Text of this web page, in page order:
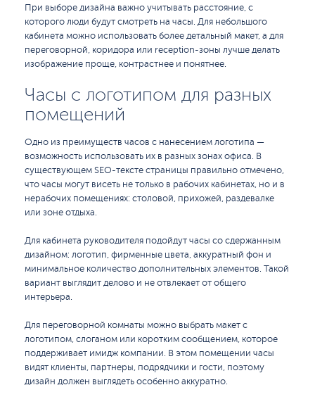
При выборе дизайна важно учитывать расстояние, с
которого люди будут смотреть на часы. Для небольшого
кабинета можно использовать более детальный макет, а для
переговорной, коридора или reception-зоны лучше делать
изображение проще, контрастнее и понятнее.
Часы с логотипом для разных
помещений
Одно из преимуществ часов с нанесением логотипа —
возможность использовать их в разных зонах офиса. В
существующем SEO-тексте страницы правильно отмечено,
что часы могут висеть не только в рабочих кабинетах, но и в
нерабочих помещениях: столовой, прихожей, раздевалке
или зоне отдыха.
Для кабинета руководителя подойдут часы со сдержанным
дизайном: логотип, фирменные цвета, аккуратный фон и
минимальное количество дополнительных элементов. Такой
вариант выглядит делово и не отвлекает от общего
интерьера.
Для переговорной комнаты можно выбрать макет с
логотипом, слоганом или коротким сообщением, которое
поддерживает имидж компании. В этом помещении часы
видят клиенты, партнеры, подрядчики и гости, поэтому
дизайн должен выглядеть особенно аккуратно.